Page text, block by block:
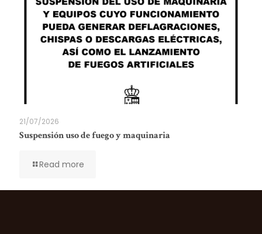
21/07/2026
Suspensión uso de fuego y maquinaria
Read more